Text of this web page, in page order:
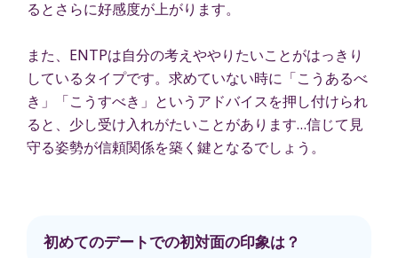
るとさらに好感度が上がります。
また、ENTPは自分の考えややりたいことがはっきり
しているタイプです。求めていない時に「こうあるべ
き」「こうすべき」というアドバイスを押し付けられ
ると、少し受け入れがたいことがあります…信じて見
守る姿勢が信頼関係を築く鍵となるでしょう。
初めてのデートでの初対面の印象は？